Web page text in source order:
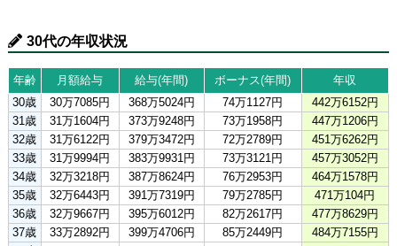
30代の年収状況
年齢 月額給与 給与(年間) ボーナス(年間)
年収
30歳
30万7085円 368万5024円 74万1127円
442万6152円
31歳
31万1604円 373万9248円 73万1958円
447万1206円
32歳
31万6122円 379万3472円 72万2789円
451万6262円
33歳
31万9994円 383万9931円 73万3121円
457万3052円
34歳
32万3218円 387万8624円 76万2953円
464万1578円
35歳
32万6443円 391万7319円 79万2785円
471万104円
36歳
32万9667円 395万6012円 82万2617円
477万8629円
37歳
33万2892円 399万4706円 85万2449円
484万7155円